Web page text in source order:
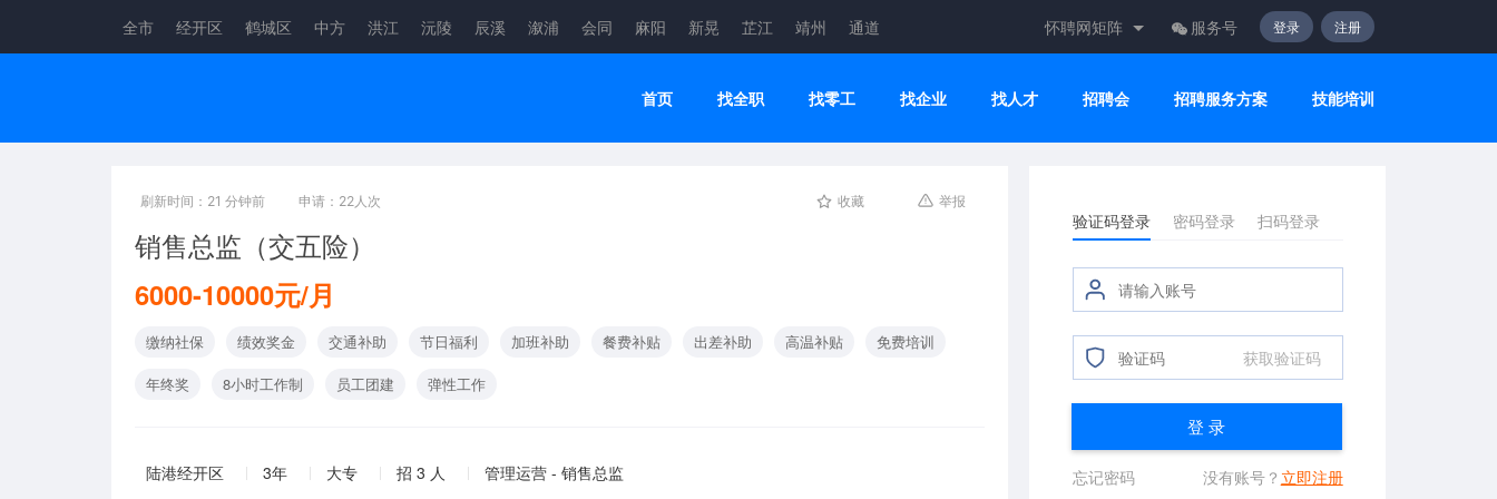
全市 经开区 鹤城区 中方 洪江 沅陵 辰溪 溆浦 会同 麻阳 新晃 芷江 靖州 通道 怀聘网矩阵 服务号 登录 注册
首页 找全职 找零工 找企业 找人才 招聘会 招聘服务方案 技能培训
刷新时间：21 分钟前 申请：22人次 收藏 举报
销售总监（交五险）
6000-10000元/月
缴纳社保 绩效奖金 交通补助 节日福利 加班补助 餐费补贴 出差补助 高温补贴
免费培训
年终奖
8小时工作制 员工团建 弹性工作
陆港经开区 3年 大专 招 3 人 管理运营 - 销售总监
验证码登录 密码登录 扫码登录
获取验证码
登 录
忘记密码 没有账号？ 立即注册